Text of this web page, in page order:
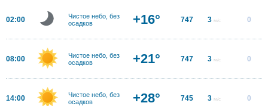
02:00
Чистое небо, без
осадков
+16° 747 3 м/с 0
08:00
Чистое небо, без
осадков
+21° 747 3 м/с 0
14:00
Чистое небо, без
осадков
+28° 745 3 м/с 0